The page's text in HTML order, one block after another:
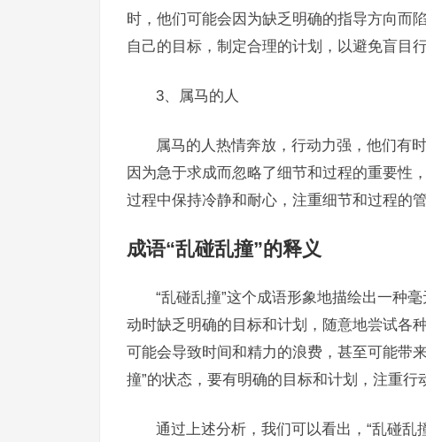
时，他们可能会因为缺乏明确的指导方向而
自己的目标，制定合理的计划，以避免盲目行
3、属马的人
属马的人热情奔放，行动力强，他们有
因为急于求成而忽略了细节和过程的重要性
过程中保持冷静和耐心，注重细节和过程的管
成语“乱碰乱撞”的释义
“乱碰乱撞”这个成语形象地描绘出一种
动时缺乏明确的目标和计划，随意地尝试各
可能会导致时间和精力的浪费，甚至可能带
撞”的状态，要有明确的目标和计划，注重行
通过上述分析，我们可以看出，“乱碰乱